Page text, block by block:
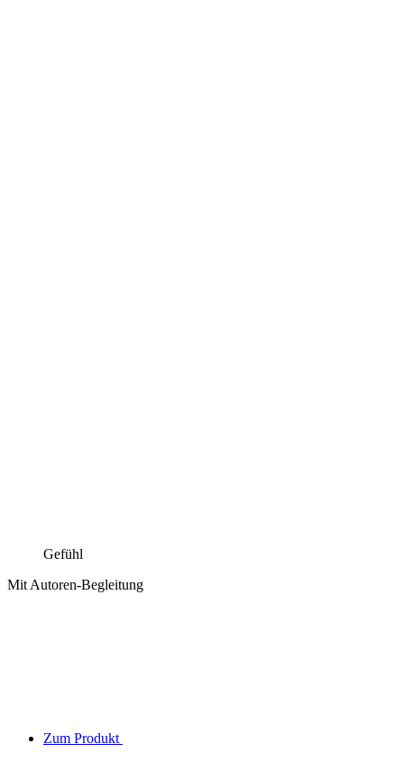
Gefühl
Mit Autoren-Begleitung
Zum Produkt